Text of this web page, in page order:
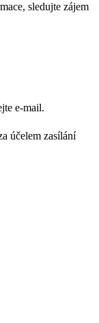
sledujte zájem
e‑mail.
účelem zasílání